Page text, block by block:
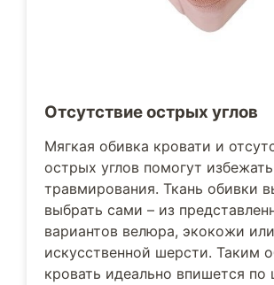
Отсутствие острых углов
Мягкая обивка кровати и
острых углов помогут избежать
травмирования. Ткань обивки
выбрать сами – из
вариантов велюра, экокожи или
искусственной шерсти. Таким
кровать идеально впишется по